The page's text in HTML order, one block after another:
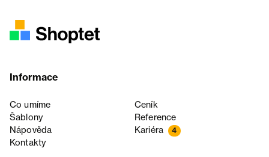
Informace
Co umíme
Ceník
Šablony
Reference
Nápověda
Kariéra 4
Kontakty